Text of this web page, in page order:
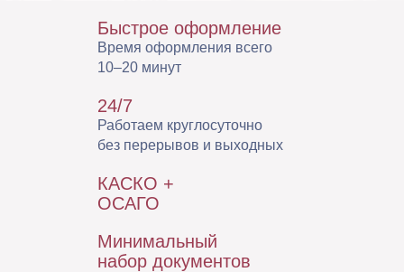
Быстрое оформление
Время оформления всего
10–20 минут
24/7
Работаем круглосуточно
без перерывов и выходных
КАСКО +
ОСАГО
Минимальный
набор документов